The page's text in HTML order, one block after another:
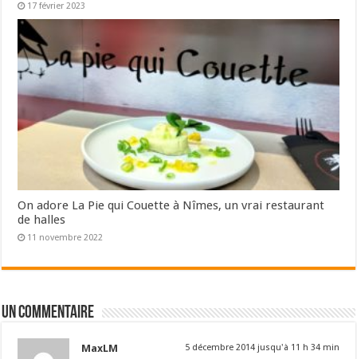
17 février 2023
On adore La Pie qui Couette à Nîmes, un vrai restaurant
de halles
11 novembre 2022
Un commentaire
MaxLM 5 décembre 2014 jusqu'à 11 h 34 min